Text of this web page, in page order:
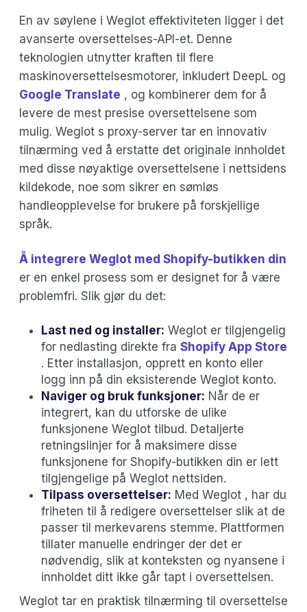
En av søylene i Weglot effektiviteten ligger i det
avanserte oversettelses-API-et. Denne
teknologien utnytter kraften til flere
maskinoversettelsesmotorer, inkludert DeepL og
Google Translate , og kombinerer dem for å
levere de mest presise oversettelsene som
mulig. Weglot s proxy-server tar en innovativ
tilnærming ved å erstatte det originale innholdet
med disse nøyaktige oversettelsene i nettsidens
kildekode, noe som sikrer en sømløs
handleopplevelse for brukere på forskjellige
språk.
Å integrere Weglot med Shopify-butikken din
er en enkel prosess som er designet for å være
problemfri. Slik gjør du det:
Last ned og installer: Weglot er tilgjengelig
for nedlasting direkte fra Shopify App Store
. Etter installasjon, opprett en konto eller
logg inn på din eksisterende Weglot konto.
Naviger og bruk funksjoner: Når de er
integrert, kan du utforske de ulike
funksjonene Weglot tilbud. Detaljerte
retningslinjer for å maksimere disse
funksjonene for Shopify-butikken din er lett
tilgjengelige på Weglot nettsiden.
Tilpass oversettelser: Med Weglot , har du
friheten til å redigere oversettelser slik at de
passer til merkevarens stemme. Plattformen
tillater manuelle endringer der det er
nødvendig, slik at konteksten og nyansene i
innholdet ditt ikke går tapt i oversettelsen.
Weglot tar en praktisk tilnærming til oversettelse